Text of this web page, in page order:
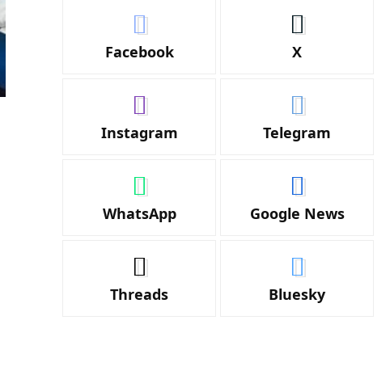
Facebook X
Instagram Telegram
WhatsApp Google News
Threads Bluesky